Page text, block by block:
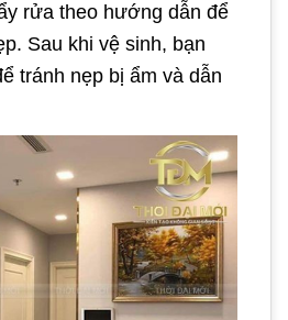
rửa theo hướng dẫn để
Sau khi vệ sinh, bạn
tránh nẹp bị ẩm và dẫn